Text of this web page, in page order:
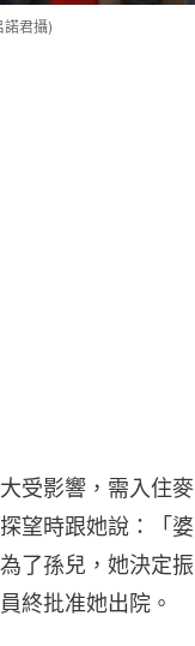
諾君攝)
受影響，需入住麥
望時跟她說：「婆
了孫兒，她決定振
終批准她出院。